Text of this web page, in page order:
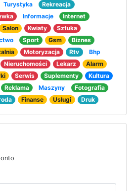
Turystyka
Rekreacja
Informacje
Internet
Salon Kwiaty
Sztuka
Sport Gsm
Biznes
Motoryzacja Rtv
Bhp
Nieruchomości Lekarz
Alarm
Serwis Suplementy
Kultura
Reklama Maszyny
Fotografia
Finanse Usługi Druk